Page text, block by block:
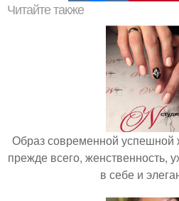
Читайте также
Образ современной
прежде всего, женственность,
в себе и